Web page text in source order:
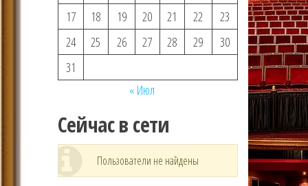
17
18 19 20 21 22
23
24
25 26 27 28 29
30
31
« Июл
Сейчас в сети
Пользователи не найдены